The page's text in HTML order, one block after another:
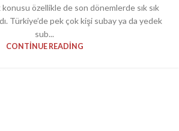
özellikle de son dönemlerde sık sık
Türkiye’de pek çok kişi subay ya da yedek
sub...
CONTINUE READING